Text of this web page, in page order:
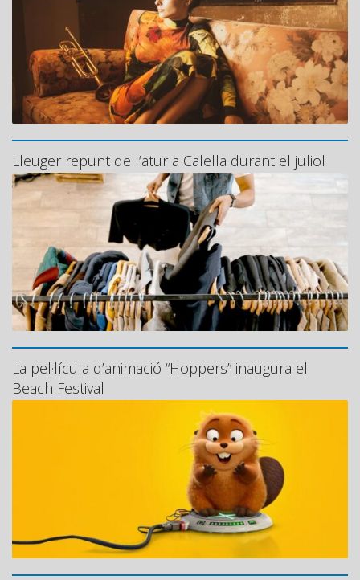
Lleuger repunt de l’atur a Calella durant el juliol
La pel·lícula d’animació “Hoppers” inaugura el
Beach Festival